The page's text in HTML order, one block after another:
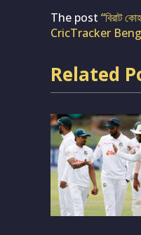
The post “বিরাট
CricTracker
Related